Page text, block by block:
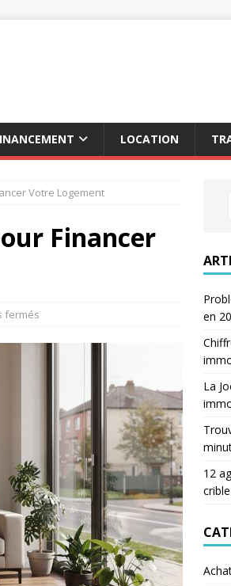
LOCATION
Votre Logement
Financer
fermés
en
La
12
crible